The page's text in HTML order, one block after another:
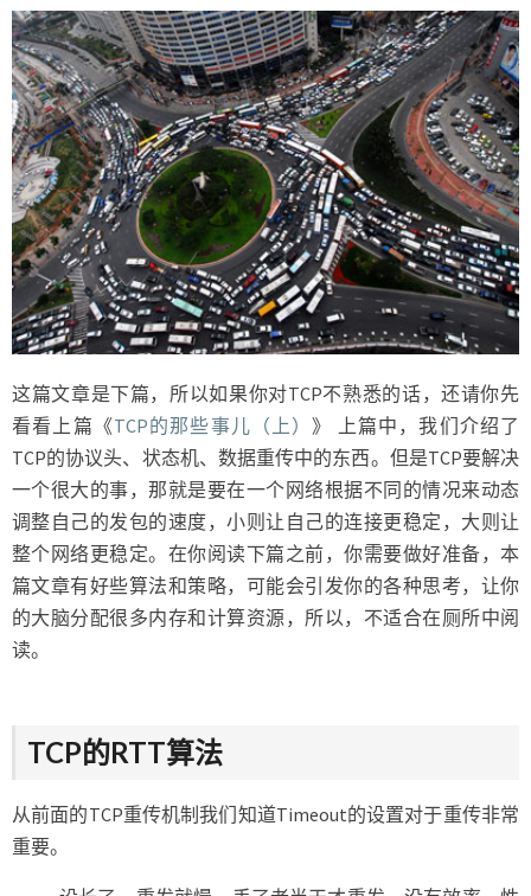
这篇文章是下篇，所以如果你对TCP不熟悉的话，还请你先
看看上篇《TCP的那些事儿（上）》 上篇中，我们介绍了
TCP的协议头、状态机、数据重传中的东西。但是TCP要解决
一个很大的事，那就是要在一个网络根据不同的情况来动态
调整自己的发包的速度，小则让自己的连接更稳定，大则让
整个网络更稳定。在你阅读下篇之前，你需要做好准备，本
篇文章有好些算法和策略，可能会引发你的各种思考，让你
的大脑分配很多内存和计算资源，所以，不适合在厕所中阅
读。
TCP的RTT算法
从前面的TCP重传机制我们知道Timeout的设置对于重传非常
重要。